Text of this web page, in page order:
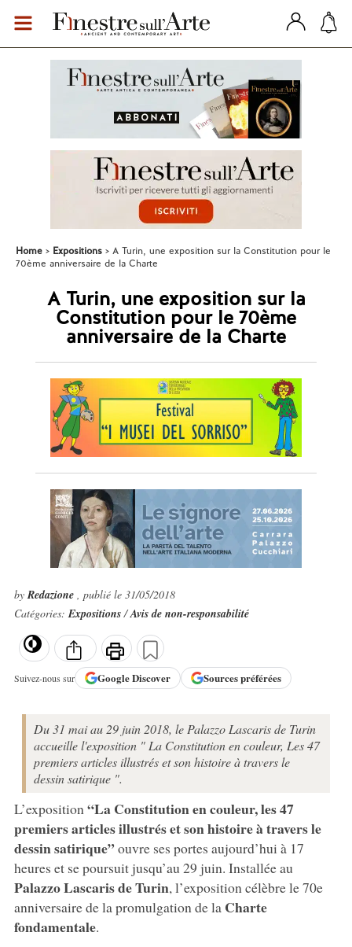
Home Expositions
A Turin, une exposition sur la Constitution pour le
70ème anniversaire de la Charte
A Turin, une exposition sur la
Constitution pour le 70ème
anniversaire de la Charte
byRedazione , publié le 31/05/2018
Catégories:Expositions/Avis de non-responsabilité
Suivez-nous sur GoogleDiscover Sources préférées
Du 31 mai au 29 juin 2018, le Palazzo Lascaris de Turin
accueille l'exposition " La Constitution en couleur, Les 47
premiers articles illustrés et son histoire à travers le
dessin satirique ".
L’exposition “La Constitution en couleur, les 47
premiers articles illustrés et son histoire à travers le
dessin satirique”ouvre ses portes aujourd’hui à 17
heures et se poursuit jusqu’au 29 juin. Installée au
Palazzo Lascaris de Turin, l’exposition célèbre le 70e
anniversaire de la promulgation de la Charte
fondamentale.